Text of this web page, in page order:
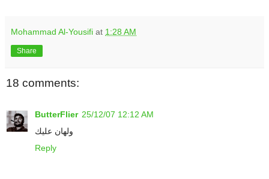
Mohammad Al-Yousifi at 1:28 AM
Share
18 comments:
ButterFlier 25/12/07 12:12 AM
ولهان عليك
Reply